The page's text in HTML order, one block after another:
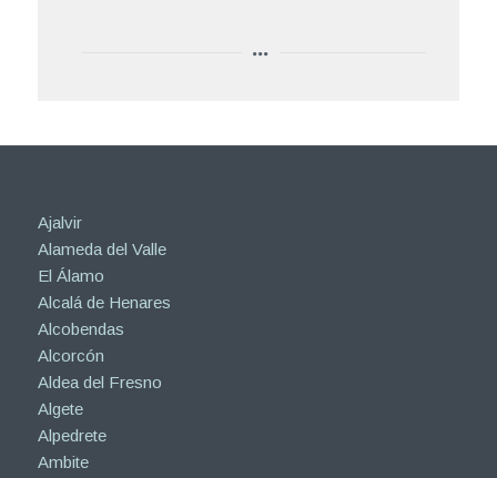
Ajalvir
Alameda del Valle
El Álamo
Alcalá de Henares
Alcobendas
Alcorcón
Aldea del Fresno
Algete
Alpedrete
Ambite